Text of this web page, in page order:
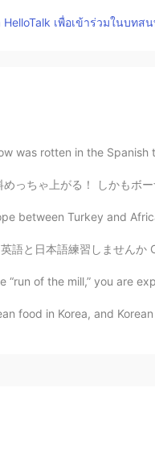
ったです。
カフェを見つけたり、
手く話せていたと思いま
HelloTalk เพื่อเข้าร่วมในบทส
was rotten in the Spanish
スもらう！ 外国人講師としてあり得ないと思
between Turkey and
語練習しませんか Osaka/ Tokyo
“run of the mill,” you are
food in Korea, and